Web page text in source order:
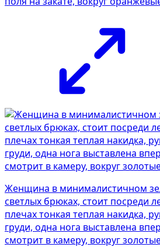
Женщина в минималистичном
светлых брюках, стоит посреди
плечах тонкая теплая накидка,
груди, одна нога выставлена
смотрит в камеру, вокруг